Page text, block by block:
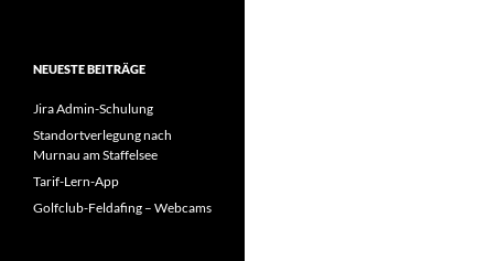
NEUESTE BEITRÄGE
Jira Admin-Schulung
Standortverlegung nach
Murnau am Staffelsee
Tarif-Lern-App
Golfclub-Feldafing – Webcams